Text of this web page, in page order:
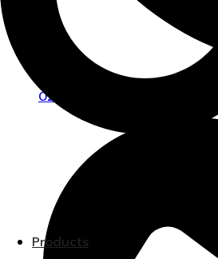
Products
02-347-0447